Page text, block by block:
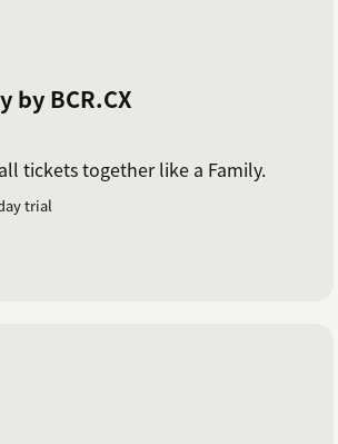
by BCR.CX
tickets together like a Family.
trial